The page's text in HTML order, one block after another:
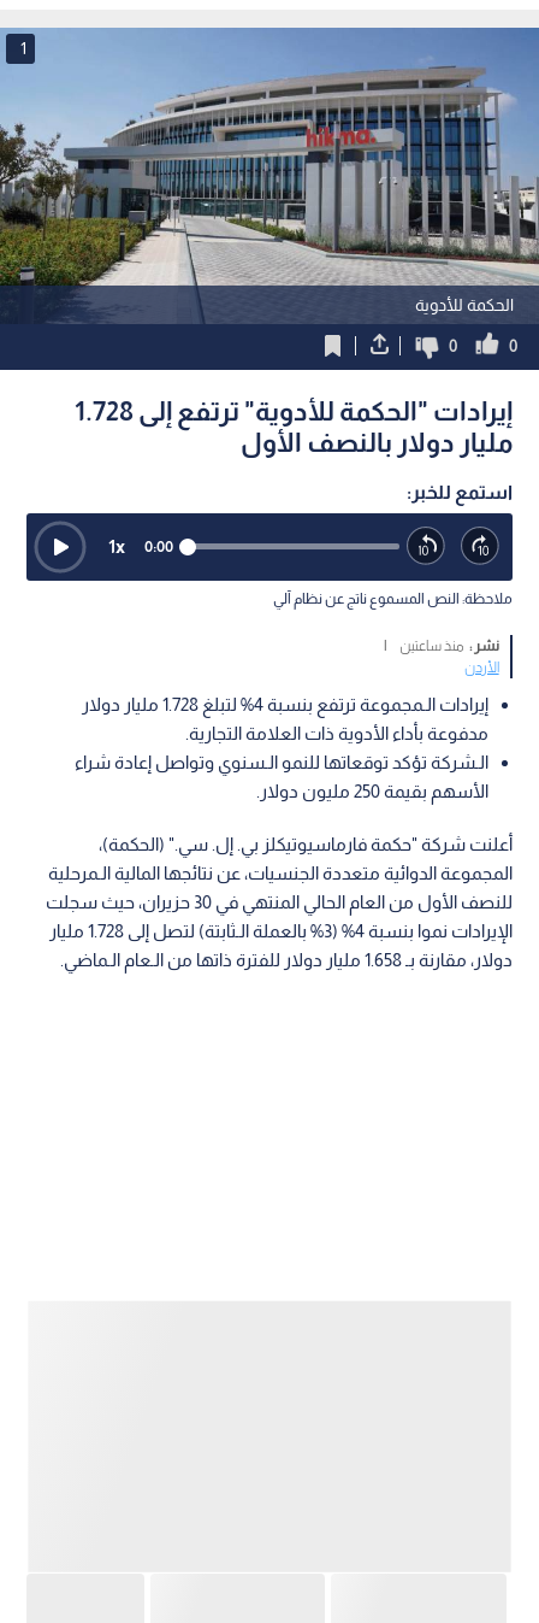
الحكمة للأدوية
1
0
0
إيرادات "الحكمة للأدوية" ترتفع إلى 1.728
مليار دولار بالنصف الأول
استمع للخبر:
0:00
1x
ملاحظة: النص المسموع ناتج عن نظام آلي
نشر : منذ ساعتين
|
الأردن
إيرادات الـمجموعة ترتفع بنسبة 4% لتبلغ 1.728 مليار دولار
مدفوعة بأداء الأدوية ذات العلامة التجارية.
الـشركة تؤكد توقعاتها للنمو الـسنوي وتواصل إعادة شراء
الأسهم بقيمة 250 مليون دولار.
أعلنت شركة "حكمة فارماسيوتيكلز بي. إل. سي." (الحكمة)،
المجموعة الدوائية متعددة الجنسيات، عن نتائجها المالية الـمرحلية
للنصف الأول من العام الحالي المنتهي في 30 حزيران، حيث سجلت
الإيرادات نموا بنسبة 4% (3% بالعملة الـثابتة) لتصل إلى 1.728 مليار
دولار، مقارنة بـ 1.658 مليار دولار للفترة ذاتها من الـعام الـماضي.